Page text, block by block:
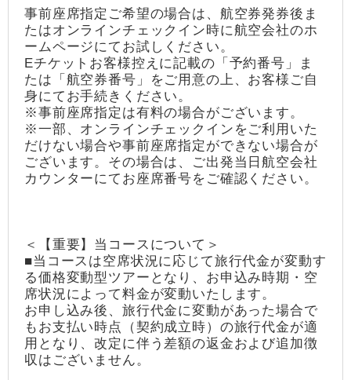
事前座席指定ご希望の場合は、航空券発券後ま
たはオンラインチェックイン時に航空会社のホ
ームページにてお試しください。
Eチケットお客様控えに記載の「予約番号」ま
たは「航空券番号」をご用意の上、お客様ご自
身にてお手続きください。
※事前座席指定は有料の場合がございます。
※一部、オンラインチェックインをご利用いた
だけない場合や事前座席指定ができない場合が
ございます。その場合は、ご出発当日航空会社
カウンターにてお座席番号をご確認ください。
＜【重要】当コースについて＞
■当コースは空席状況に応じて旅行代金が変動す
る価格変動型ツアーとなり、お申込み時期・空
席状況によって料金が変動いたします。
お申し込み後、旅行代金に変動があった場合で
もお支払い時点（契約成立時）の旅行代金が適
用となり、改定に伴う差額の返金および追加徴
収はございません。